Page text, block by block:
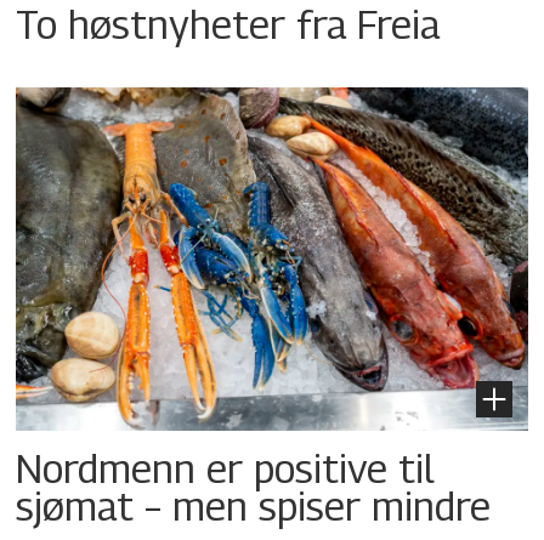
To høstnyheter fra Freia
Nordmenn er positive til
sjømat – men spiser mindre